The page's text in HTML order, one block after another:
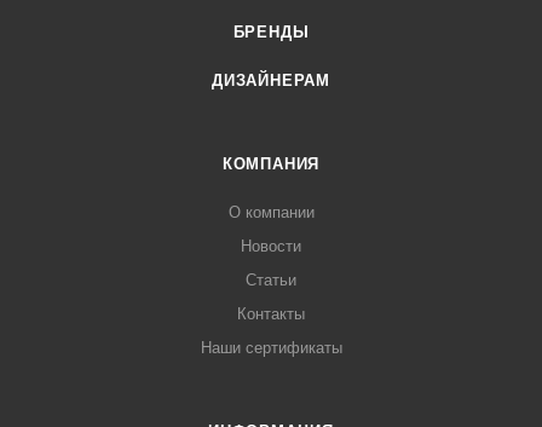
В комплекте поставки: душевая система.
БРЕНДЫ
ДИЗАЙНЕРАМ
КОМПАНИЯ
О компании
Новости
Статьи
Контакты
Наши сертификаты